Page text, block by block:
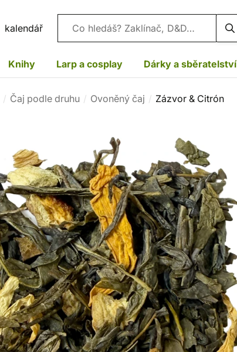
kalendář Vyhledávání
Knihy Larp a cosplay Dárky a sběratelství
Čaj podle druhu Ovoněný čaj Zázvor & Citrón